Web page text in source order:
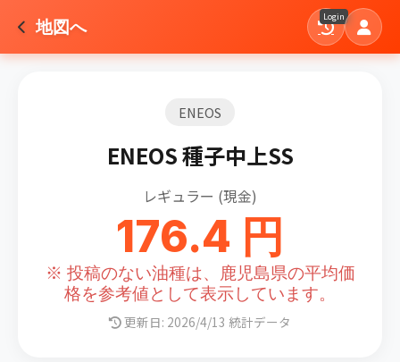
地図へ Login
ENEOS
ENEOS 種子中上SS
レギュラー (現金)
176.4 円
※ 投稿のない油種は、鹿児島県の平均価
格を参考値として表示しています。
更新日: 2026/4/13 統計データ